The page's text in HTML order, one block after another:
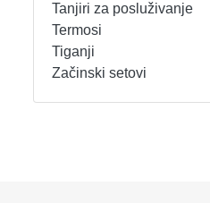
USISIVAČI
VENTILATORI
TANJIRI ZA POSLUŽIVANJE
TERMOSI
TIGANJI
Tanjiri za posluživanje
Termosi
Tiganji
Začinski setovi